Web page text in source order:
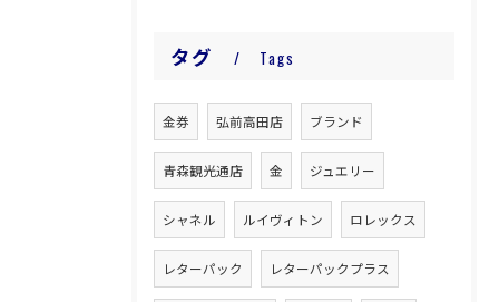
タグ Tags
金券 弘前高田店 ブランド
青森観光通店 金 ジュエリー
シャネル ルイヴィトン ロレックス
レターパック レターパックプラス